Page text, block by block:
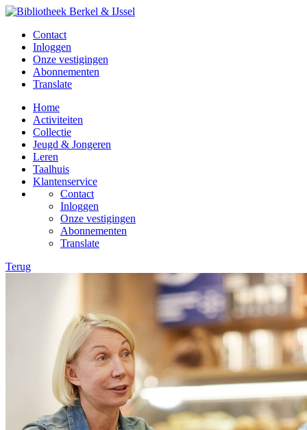
Contact
Inloggen
Onze vestigingen
Abonnementen
Translate
Home
Activiteiten
Collectie
Jeugd & Jongeren
Leren
Taalhuis
Klantenservice
Contact
Inloggen
Onze vestigingen
Abonnementen
Translate
Terug